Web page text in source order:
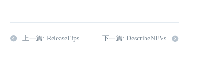
上一篇: ReleaseEips 下一篇: DescribeNFVs